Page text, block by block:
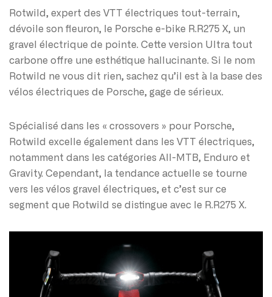
Rotwild, expert des VTT électriques tout-terrain,
dévoile son fleuron, le Porsche e-bike R.R275 X, un
gravel électrique de pointe. Cette version Ultra tout
carbone offre une esthétique hallucinante. Si le nom
Rotwild ne vous dit rien, sachez qu’il est à la base des
vélos électriques de Porsche, gage de sérieux.
Spécialisé dans les « crossovers » pour Porsche,
Rotwild excelle également dans les VTT électriques,
notamment dans les catégories All-MTB, Enduro et
Gravity. Cependant, la tendance actuelle se tourne
vers les vélos gravel électriques, et c’est sur ce
segment que Rotwild se distingue avec le R.R275 X.